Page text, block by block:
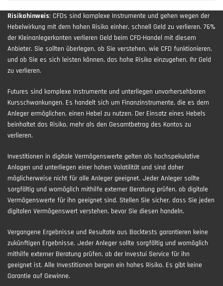
Risikohinweis: CFDs sind komplexe Instrumente und gehen wegen der
Hebelwirkung mit dem hohen Risiko einher, schnell Geld zu verlieren. 76%
der Kleinanlegerkonten verlieren Geld beim CFD-Handel mit diesem
Anbieter. Sie sollten überlegen, ob Sie verstehen, wie CFD funktionieren,
und ob Sie es sich leisten können, das hohe Risiko einzugehen, Ihr Geld
zu verlieren.
Futures sind komplexe Instrumente und unterliegen unvorhersehbaren
Kursschwankungen. Es handelt sich um Finanzinstrumente, die es dem
Anleger ermöglichen, einen Hebel zu nutzen. Der Einsatz eines Hebels
beinhaltet das Risiko, mehr als den Gesamtbetrag des Kontos zu
verlieren.
Investitionen in digitale Vermögenswerte gelten als hochspekulative
Anlagen und unterliegen einer hohen Volatilität und sind daher
möglicherweise nicht für alle Anleger geeignet. Jeder Anleger sollte
sorgfältig und womöglich mithilfe externer Beratung prüfen, ob digitale
Vermögenswerte für ihn geeignet sind. Stellen Sie sicher, dass Sie jeden
digitalen Vermögenswert verstehen, bevor Sie diesen handeln.
Vergangene Ergebnisse und Resultate aus Backtests garantieren keine
zukünftigen Ergebnisse. Jeder Anleger sollte sorgfältig und womöglich
mithilfe externer Beratung prüfen, ob der Investui Service für ihn
geeignet ist. Alle Investitionen bergen ein hohes Risiko. Es gibt keine
Garantie auf Gewinne.